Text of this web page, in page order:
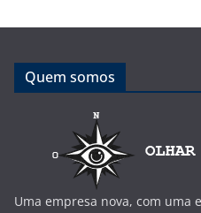
Quem somos
Uma empresa nova, com uma